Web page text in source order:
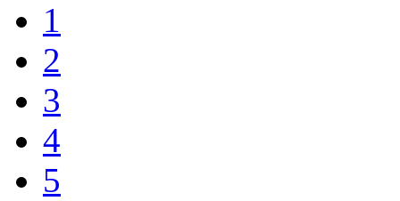
1
2
3
4
5